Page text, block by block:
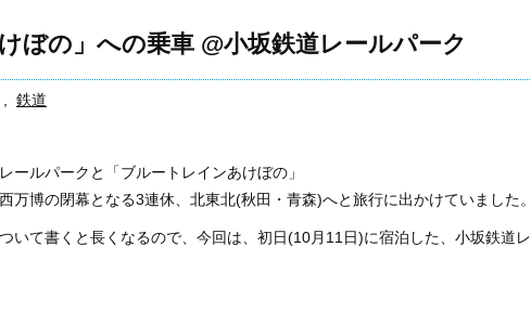
ぼの」への乗車 @小坂鉄道レールパーク
鉄道
ールパークと「ブルートレインあけぼの」
万博の閉幕となる3連休、北東北(秋田・青森)へと旅行に出かけていました。
いて書くと長くなるので、今回は、初日(10月11日)に宿泊した、小坂鉄道レ